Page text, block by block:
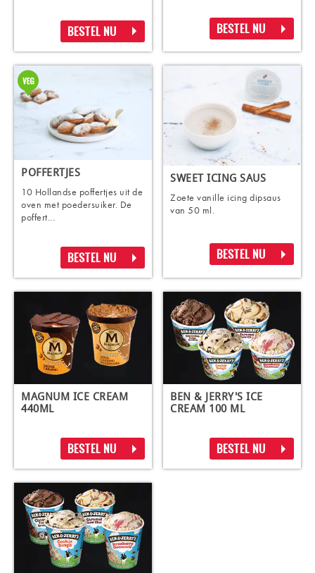
BESTEL NU BESTEL NU
POFFERTJES
10 Hollandse poffertjes uit de
oven met poedersuiker. De
poffert...
BESTEL NU
SWEET ICING SAUS
Zoete vanille icing dipsaus
van 50 ml.
BESTEL NU
MAGNUM ICE CREAM
440ML
BESTEL NU
BEN & JERRY'S ICE
CREAM 100 ML
BESTEL NU